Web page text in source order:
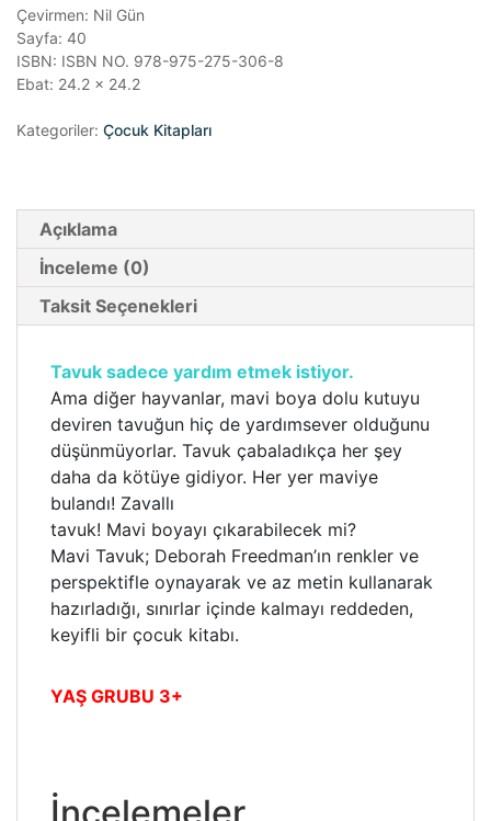
Çevirmen: Nil Gün
Sayfa: 40
ISBN: ISBN NO. 978-975-275-306-8
Ebat: 24.2 x 24.2
Kategoriler: Çocuk Kitapları
Açıklama
İnceleme (0)
Taksit Seçenekleri
Tavuk sadece yardım etmek istiyor.
Ama diğer hayvanlar, mavi boya dolu kutuyu
deviren tavuğun hiç de yardımsever olduğunu
düşünmüyorlar. Tavuk çabaladıkça her şey
daha da kötüye gidiyor. Her yer maviye
bulandı! Zavallı
tavuk! Mavi boyayı çıkarabilecek mi?
Mavi Tavuk; Deborah Freedman’ın renkler ve
perspektifle oynayarak ve az metin kullanarak
hazırladığı, sınırlar içinde kalmayı reddeden,
keyifli bir çocuk kitabı.
YAŞ GRUBU 3+